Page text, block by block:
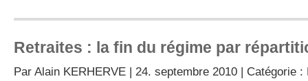
Retraites : la fin du régime par
Par Alain KERHERVE | 24. septembre 2010 | Catégorie :